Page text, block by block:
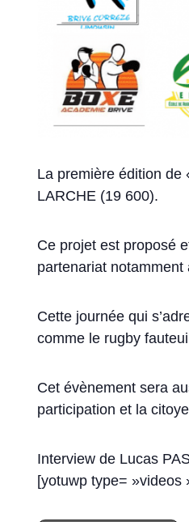
La première édition de
LARCHE (19 600).
Ce projet est proposé
partenariat
Cette journée qui
comme le rugby
Cet évènement sera
participation et la
Interview de Lucas
[yotuwp type= »videos